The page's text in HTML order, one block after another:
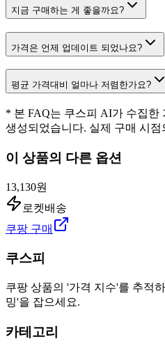
지금 구매하는 게 좋을까요?
가격은 언제 업데이트 되었나요?
평균 가격대비 얼마나 저렴한가요?
* 본 FAQ는 쿠스피 AI가 수집한
생성되었습니다. 실제 구매 시
이 상품의 다른 옵션
13,130원
로켓배송
쿠팡 구매
쿠스피
쿠팡 상품의 '가격 지수'를 추적
밍'을 잡으세요.
카테고리